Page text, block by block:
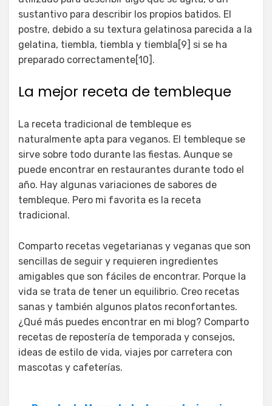
sustantivo para describir los propios batidos. El
postre, debido a su textura gelatinosa parecida a la
gelatina, tiembla, tiembla y tiembla[9] si se ha
preparado correctamente[10].
La mejor receta de tembleque
La receta tradicional de tembleque es
naturalmente apta para veganos. El tembleque se
sirve sobre todo durante las fiestas. Aunque se
puede encontrar en restaurantes durante todo el
año. Hay algunas variaciones de sabores de
tembleque. Pero mi favorita es la receta
tradicional.
Comparto recetas vegetarianas y veganas que son
sencillas de seguir y requieren ingredientes
amigables que son fáciles de encontrar. Porque la
vida se trata de tener un equilibrio. Creo recetas
sanas y también algunos platos reconfortantes.
¿Qué más puedes encontrar en mi blog? Comparto
recetas de repostería de temporada y consejos,
ideas de estilo de vida, viajes por carretera con
mascotas y cafeterías.